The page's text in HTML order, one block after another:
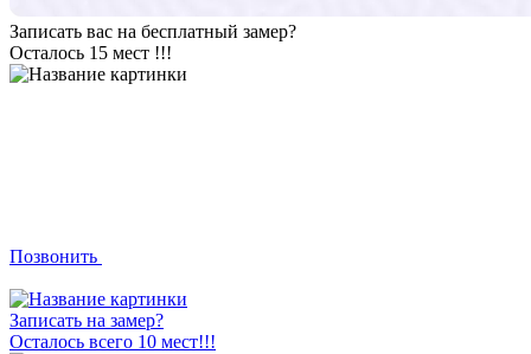
Записать вас на бесплатный замер?
Осталось 15 мест !!!
Позвонить
Записать на замер?
Осталось всего 10 мест!!!